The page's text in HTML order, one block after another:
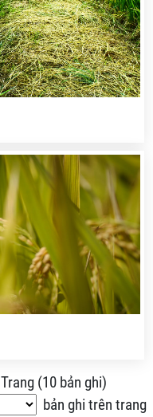
Trang (10 bản ghi)
bản ghi trên trang